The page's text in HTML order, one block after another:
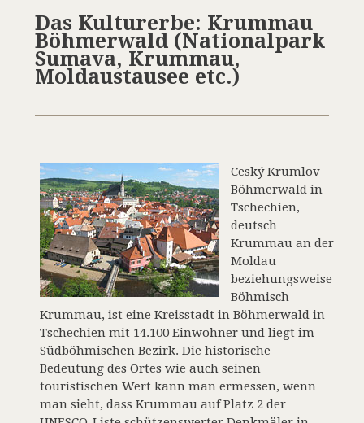
Das Kulturerbe: Krummau
Böhmerwald (Nationalpark
Sumava, Krummau,
Moldaustausee etc.)
Ceský Krumlov
Böhmerwald in
Tschechien,
deutsch
Krummau an der
Moldau
beziehungsweise
Böhmisch
Krummau, ist eine Kreisstadt in Böhmerwald in
Tschechien mit 14.100 Einwohner und liegt im
Südböhmischen Bezirk. Die historische
Bedeutung des Ortes wie auch seinen
touristischen Wert kann man ermessen, wenn
man sieht, dass Krummau auf Platz 2 der